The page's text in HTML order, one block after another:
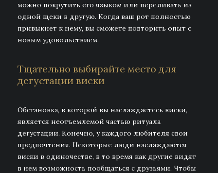
можно покрутить его языком или переливать из
одной щеки в другую. Когда ваш рот полностью
привыкнет к нему, вы сможете повторить опыт с
новым удовольствием.
Тщательно выбирайте место для
дегустации виски
Обстановка, в которой вы наслаждаетесь виски,
является неотъемлемой частью ритуала
дегустации. Конечно, у каждого любителя свои
предпочтения. Некоторые люди наслаждаются
виски в одиночестве, в то время как другие видят
в нем возможность пообщаться с друзьями. Чтобы